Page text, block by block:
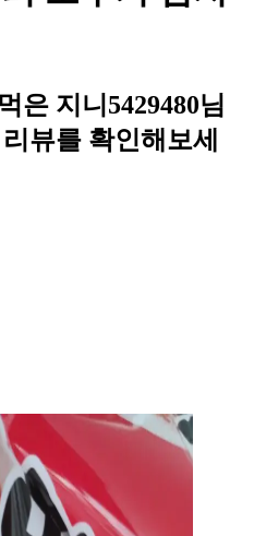
은 지니5429480님
뷰를 확인해보세